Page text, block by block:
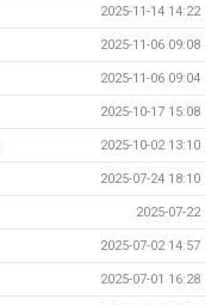
2025-11-14 14:22
2025-11-06 09:08
2025-11-06 09:04
2025-10-17 15:08
2025-10-02 13:10
2025-07-24 18:10
2025-07-22
2025-07-02 14:57
2025-07-01 16:28